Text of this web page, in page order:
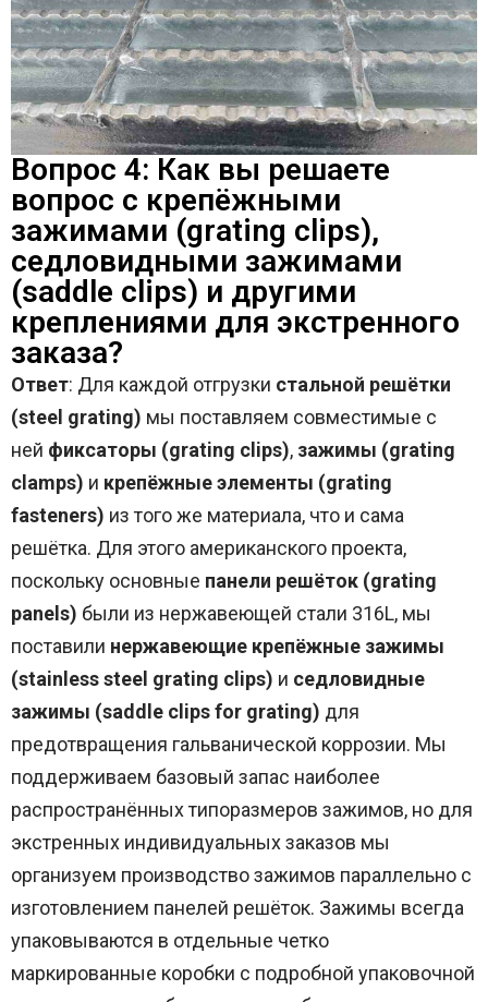
Вопрос 4: Как вы решаете
вопрос с крепёжными
зажимами (grating clips),
седловидными зажимами
(saddle clips) и другими
креплениями для экстренного
заказа?
Ответ: Для каждой отгрузки стальной решётки
(steel grating) мы поставляем совместимые с
ней фиксаторы (grating clips), зажимы (grating
clamps) и крепёжные элементы (grating
fasteners) из того же материала, что и сама
решётка. Для этого американского проекта,
поскольку основные панели решёток (grating
panels) были из нержавеющей стали 316L, мы
поставили нержавеющие крепёжные зажимы
(stainless steel grating clips) и седловидные
зажимы (saddle clips for grating) для
предотвращения гальванической коррозии. Мы
поддерживаем базовый запас наиболее
распространённых типоразмеров зажимов, но для
экстренных индивидуальных заказов мы
организуем производство зажимов параллельно с
изготовлением панелей решёток. Зажимы всегда
упаковываются в отдельные четко
маркированные коробки с подробной упаковочной